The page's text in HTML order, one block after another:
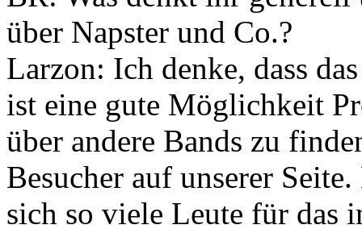
über Napster und Co.?
Larzon: Ich denke, dass
ist eine gute Möglichkeit
über andere Bands zu
Besucher auf unserer
sich so viele Leute für das